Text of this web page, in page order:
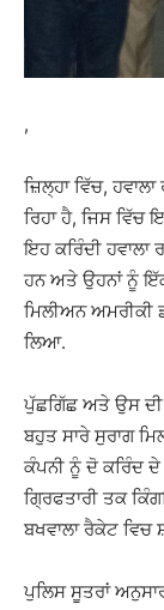
,
ਜ਼ਿਲ੍ਹਾ ਵਿੱਚ,
ਰਿਹਾ ਹੈ, ਜਿਸ ਵਿੱਚ
ਇਹ ਕਰਿੰਦੀ ਹਵਾਲਾ
ਹਨ ਅਤੇ ਉਹਨਾਂ ਨੂੰ
ਮਿਲੀਅਨ ਅਮਰੀਕੀ
ਲਿਆ.
ਪੁੱਛਗਿੱਛ ਅਤੇ ਉਸ ਦੀ
ਬਹੁਤ ਸਾਰੇ ਸੁਰਾਗ
ਕੰਪਨੀ ਨੂੰ ਦੋ ਕਰਿੰਦ
ਗ੍ਰਿਫਤਾਰੀ ਤਕ
ਬਖਵਾਲਾ ਰੈਕੇਟ ਵਿਚ
ਪੁਲਿਸ ਸੂਤਰਾਂ